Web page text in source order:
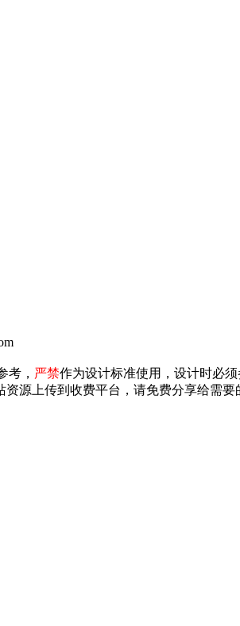
考， 严禁作为设计标准使用，设计时必
源上传到收费平台，请免费分享给需要